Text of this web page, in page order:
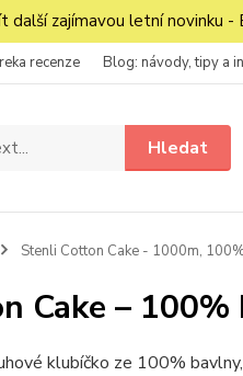
další zajímavou letní novinku -
recenze Blog: návody, tipy a
Hledat
Stenli Cotton Cake - 1000m,
Cake –
klubíčko ze 100%